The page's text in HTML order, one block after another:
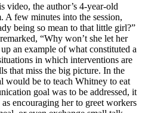
video, the author’s 4-year-old
A few minutes into the session,
being so mean to that little girl?”
“Why won’t she let her
an example of what constituted a
in which interventions are
that miss the big picture. In the
would be to teach Whitney to eat
goal was to be addressed, it
encouraging her to greet workers